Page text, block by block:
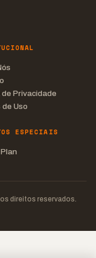
Privacidade
de Uso
ESPECIAIS
direitos reservados.